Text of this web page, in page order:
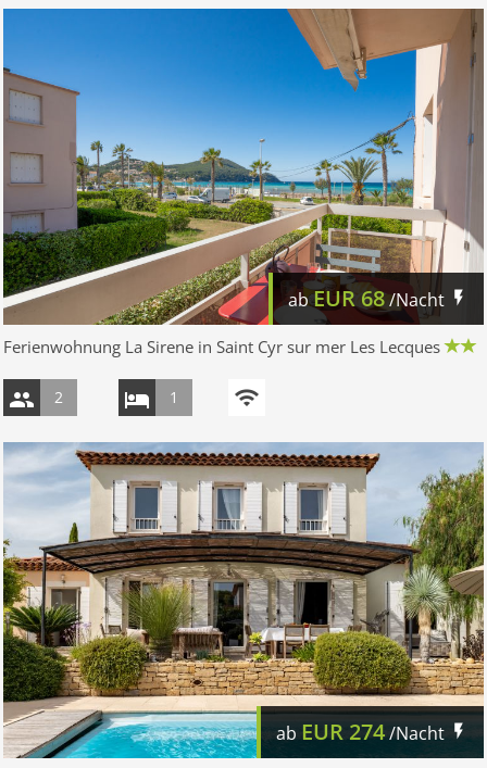
abEUR68/Nacht
Ferienwohnung La Sirene in Saint Cyr sur mer Les Lecques
2 1
abEUR274/Nacht